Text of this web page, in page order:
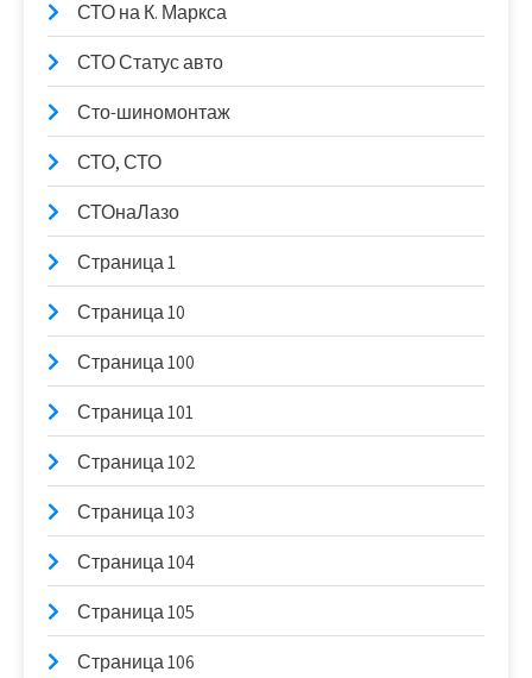
СТО на К. Маркса
СТО Статус авто
Сто-шиномонтаж
СТО, СТО
СТОнаЛазо
Страница 1
Страница 10
Страница 100
Страница 101
Страница 102
Страница 103
Страница 104
Страница 105
Страница 106